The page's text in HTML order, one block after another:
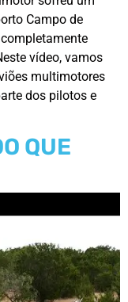
Campo de
vídeo, vamos
multimotores
dos pilotos e
QUE